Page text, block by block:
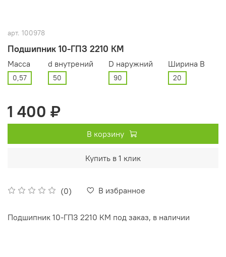
арт. 100978
Подшипник 10-ГПЗ 2210 КМ
(0) В избранное
Масса
0,57
d внутрений
50
D наружний
90
Ширина В
20
1 400 ₽
В корзину
Купить в 1 клик
Подшипник 10-ГПЗ 2210 КМ под заказ, в наличии